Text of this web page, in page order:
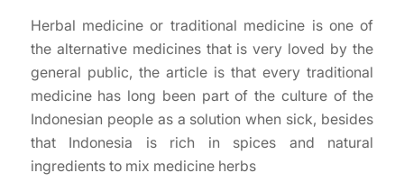
Herbal medicine or traditional medicine is one of
the alternative medicines that is very loved by the
general public, the article is that every traditional
medicine has long been part of the culture of the
Indonesian people as a solution when sick, besides
that Indonesia is rich in spices and natural
ingredients to mix medicine herbs